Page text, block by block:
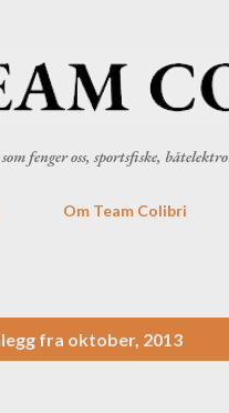
fenger oss, sportsfiske,
Om Team Colibri
fra oktober, 2013